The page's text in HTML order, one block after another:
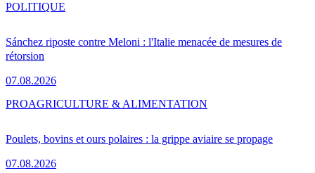
Sánchez riposte contre Meloni : l'Italie menacée de mesures de
rétorsion
07.08.2026
POLITIQUE
Poulets, bovins et ours polaires : la grippe aviaire se propage
07.08.2026
PROAGRICULTURE & ALIMENTATION